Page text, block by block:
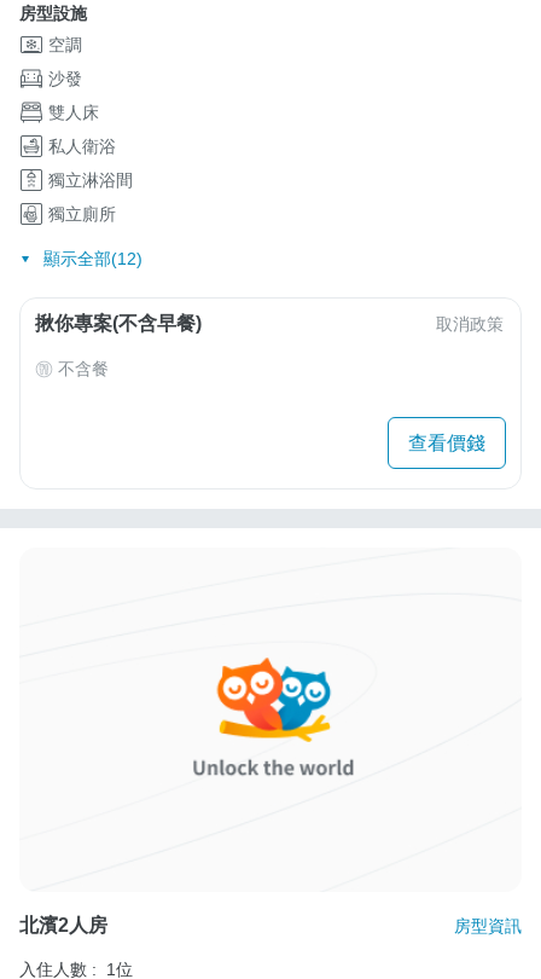
房型設施
空調
沙發
雙人床
私人衛浴
獨立淋浴間
獨立廁所
顯示全部(12)
揪你專案(不含早餐) 取消政策
不含餐
查看價錢
北濱2人房 房型資訊
入住人數 : 1位